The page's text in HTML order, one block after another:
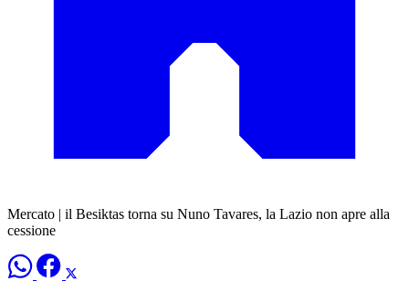
Mercato | il Besiktas torna su Nuno Tavares, la Lazio non apre alla
cessione